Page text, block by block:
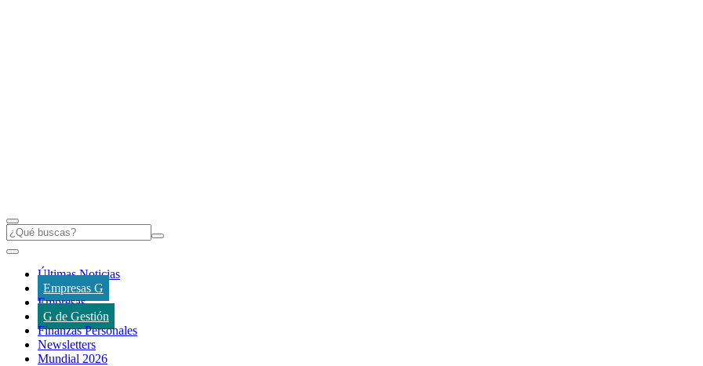
Últimas Noticias
Empresas G
Empresas
G de Gestión
Finanzas Personales
Newsletters
Mundial 2026